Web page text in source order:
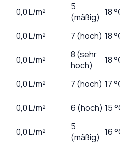
0,0L/m²
5
(mäßig) 18
0,0L/m² 7 (hoch) 18
0,0L/m²
8 (sehr
hoch)
18
0,0L/m² 7 (hoch) 17
0,0L/m² 6 (hoch) 15
0,0L/m²
5
(mäßig) 16